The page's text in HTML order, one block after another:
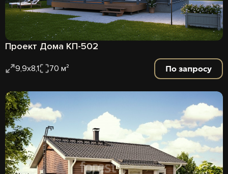
Проект Дома КП-502
9,9х8,1 70 м² По запросу